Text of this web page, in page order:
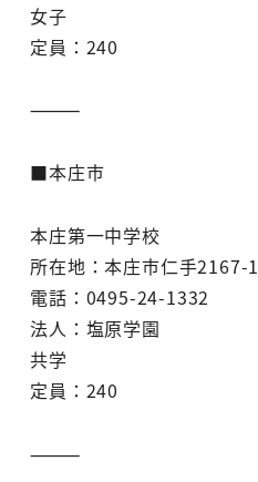
女子
定員：240
⸻
■本庄市
本庄第一中学校
所在地：本庄市仁手2167-1
電話：0495-24-1332
法人：塩原学園
共学
定員：240
⸻